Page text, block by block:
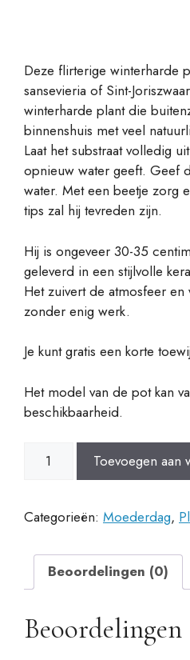
Deze flirterige winterharde
sansevieria of Sint-
winterharde plant die
binnenshuis met veel
Laat het substraat volledig
opnieuw water geeft. Geef
water. Met een beetje zorg
tips zal hij tevreden zijn.
Hij is ongeveer 30-35
geleverd in een stijlvolle
Het zuivert de atmosfeer en
zonder enig werk.
Je kunt gratis een korte
Het model van de pot kan
beschikbaarheid.
Sanseviera
cerámica
aantal
Toevoegen aan
Categorieën: Moederdag,
Beoordelingen (0)
Beoordelingen